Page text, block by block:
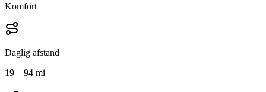
Komfort
Daglig afstand
19 – 94 mi